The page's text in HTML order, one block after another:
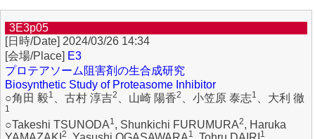
3E3p05
2024/03/26 14:34
E3
プロテアソーム阻害剤の生合成研究
Biosynthetic Study of Proteasome Inhibitor
○角田 毅1 、古村 淳吉2 、山崎 陽香2 、小笠原 泰志1 、大利 徹
1
○Takeshi TSUNODA1, Shunkichi FURUMURA2, Haruka
2 1 1